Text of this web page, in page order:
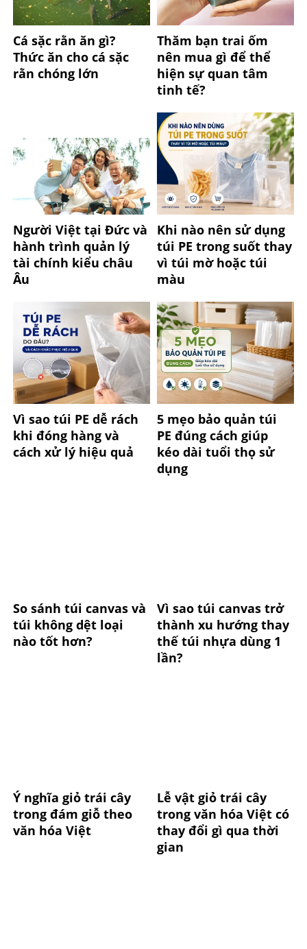
Cá sặc rằn ăn gì?
Thức ăn cho cá sặc
rằn chóng lớn
Thăm bạn trai ốm
nên mua gì để thể
hiện sự quan tâm
tinh tế?
Người Việt tại Đức và
hành trình quản lý
tài chính kiểu châu
Âu
Khi nào nên sử dụng
túi PE trong suốt thay
vì túi mờ hoặc túi
màu
Vì sao túi PE dễ rách
khi đóng hàng và
cách xử lý hiệu quả
5 mẹo bảo quản túi
PE đúng cách giúp
kéo dài tuổi thọ sử
dụng
So sánh túi canvas và
túi không dệt loại
nào tốt hơn?
Vì sao túi canvas trở
thành xu hướng thay
thế túi nhựa dùng 1
lần?
Ý nghĩa giỏ trái cây
trong đám giỗ theo
văn hóa Việt
Lễ vật giỏ trái cây
trong văn hóa Việt có
thay đổi gì qua thời
gian